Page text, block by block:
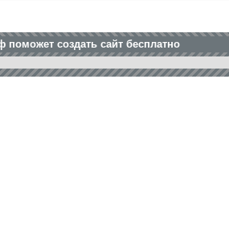
поможет создать сайт бесплатно